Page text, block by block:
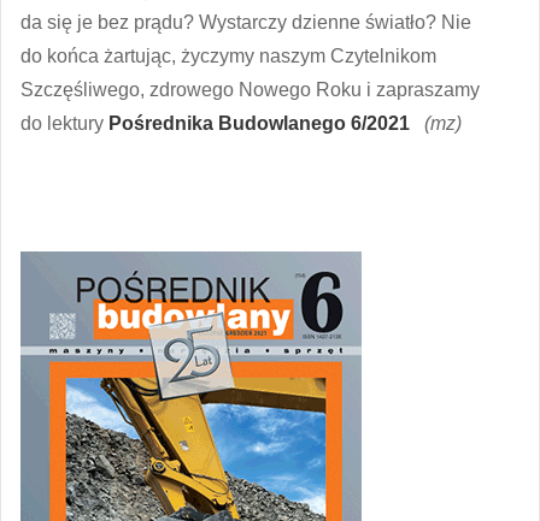
da się je bez prądu? Wystarczy dzienne światło? Nie
do końca żartując, życzymy naszym Czytelnikom
Szczęśliwego, zdrowego Nowego Roku i zapraszamy
do lektury Pośrednika Budowlanego 6/2021 (mz)